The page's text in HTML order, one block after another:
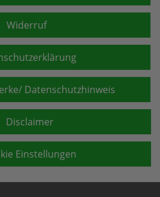
Widerruf
Datenschutzhinweis
Disclaimer
Einstellungen